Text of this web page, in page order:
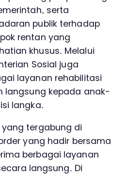
serta
publik terhadap
rentan yang
khusus. Melalui
Sosial juga
layanan rehabilitasi
langsung kepada anak-
langka.
tergabung di
yang hadir bersama
berbagai layanan
langsung. Di